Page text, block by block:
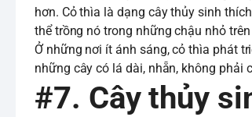
hơn. Cỏ thìa là dạng cây thủy sinh
thể trồng nó trong những chậu nhỏ
Ở những nơi ít ánh sáng, cỏ thìa phát
những cây có lá dài, nhẵn, không phải
#7. Cây thủy